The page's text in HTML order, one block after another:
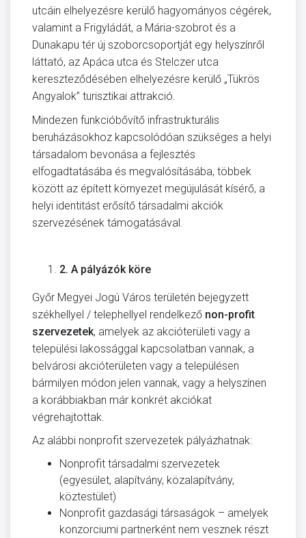
utcáin elhelyezésre kerülő hagyományos cégérek,
valamint a Frigyládát, a Mária-szobrot és a
Dunakapu tér új szoborcsoportját egy helyszínről
láttató, az Apáca utca és Stelczer utca
kereszteződésében elhelyezésre kerülő „Tükrös
Angyalok” turisztikai attrakció.
Mindezen funkcióbővítő infrastrukturális
beruházásokhoz kapcsolódóan szükséges a helyi
társadalom bevonása a fejlesztés
elfogadtatásába és megvalósításába, többek
között az épített környezet megújulását kísérő, a
helyi identitást erősítő társadalmi akciók
szervezésének támogatásával.
2. A pályázók köre
Győr Megyei Jogú Város területén bejegyzett
székhellyel / telephellyel rendelkező non-profit
szervezetek, amelyek az akcióterületi vagy a
települési lakossággal kapcsolatban vannak, a
belvárosi akcióterületen vagy a településen
bármilyen módon jelen vannak, vagy a helyszínen
a korábbiakban már konkrét akciókat
végrehajtottak.
Az alábbi nonprofit szervezetek pályázhatnak:
Nonprofit társadalmi szervezetek
(egyesület, alapítvány, közalapítvány,
köztestület)
Nonprofit gazdasági társaságok – amelyek
konzorciumi partnerként nem vesznek részt